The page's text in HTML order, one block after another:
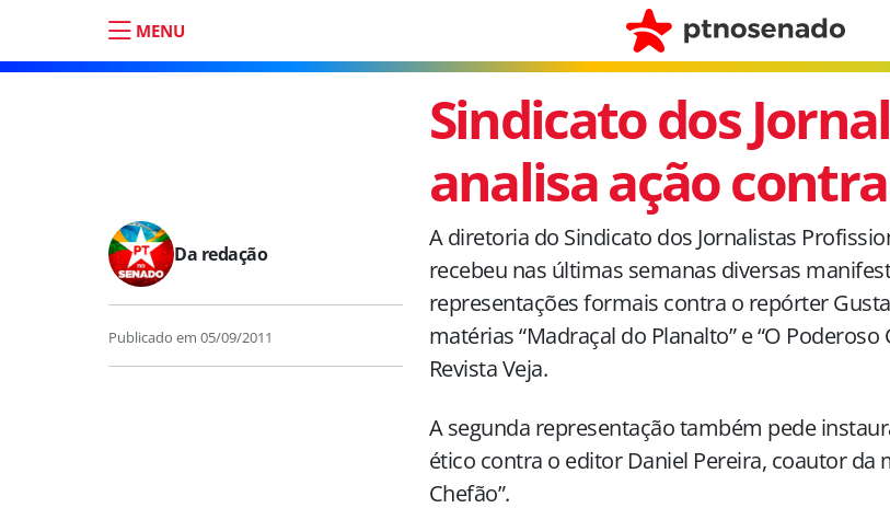
MENU
Sindicato dos
analisa ação
Da redação
Publicado em 05/09/2011
A diretoria do Sindicato dos Jornalistas
recebeu nas últimas semanas diversas
representações formais contra o repórter
matérias “Madraçal do Planalto” e “O Poderoso
Revista Veja.
A segunda representação também pede
ético contra o editor Daniel Pereira, coautor da
Chefão”.